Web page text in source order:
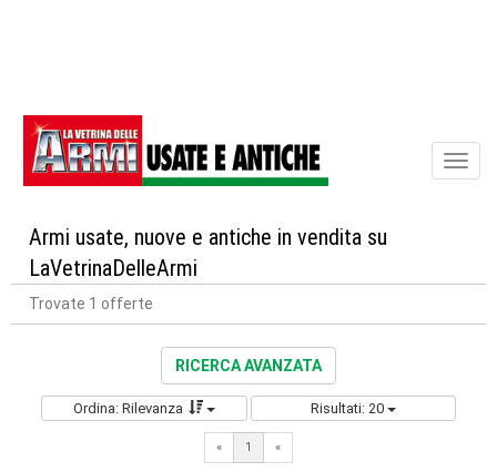
Armi usate, nuove e antiche in vendita su
LaVetrinaDelleArmi
Trovate 1 offerte
RICERCA AVANZATA
Ordina: Rilevanza Risultati: 20
« 1 «